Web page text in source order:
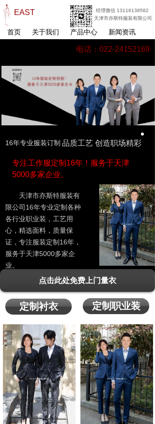
EAST
经理微信 13116138582
天津市亦斯特服装有限公司
首页 关于我们 产品中心 新闻资讯
电话：022-24152169
品质工艺 创造职场精彩
16年专业服装订制
专注工作服定制16年！服务于天津
5000多家企业。
天津市亦斯特服装有
限公司16年专业定制各种
各行业职业装，工艺用
心，精选面料，质量保
证，专注服装定制16年，
服务于天津5000多家企
业。
点击此处免费上门量衣
定制职业装
定制衬衣